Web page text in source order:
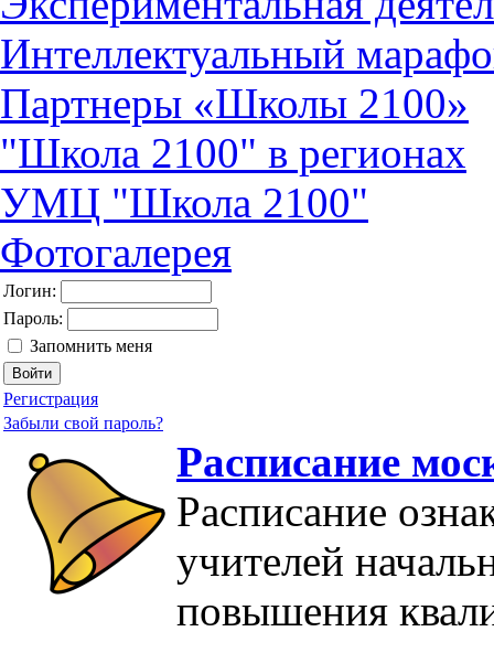
Интеллектуальный
Партнеры «Школы 2100»
"Школа 2100" в регионах
УМЦ "Школа 2100"
Фотогалерея
Логин:
Пароль:
Запомнить меня
Регистрация
Забыли свой пароль?
Расписание
Расписание
учителей
повышения